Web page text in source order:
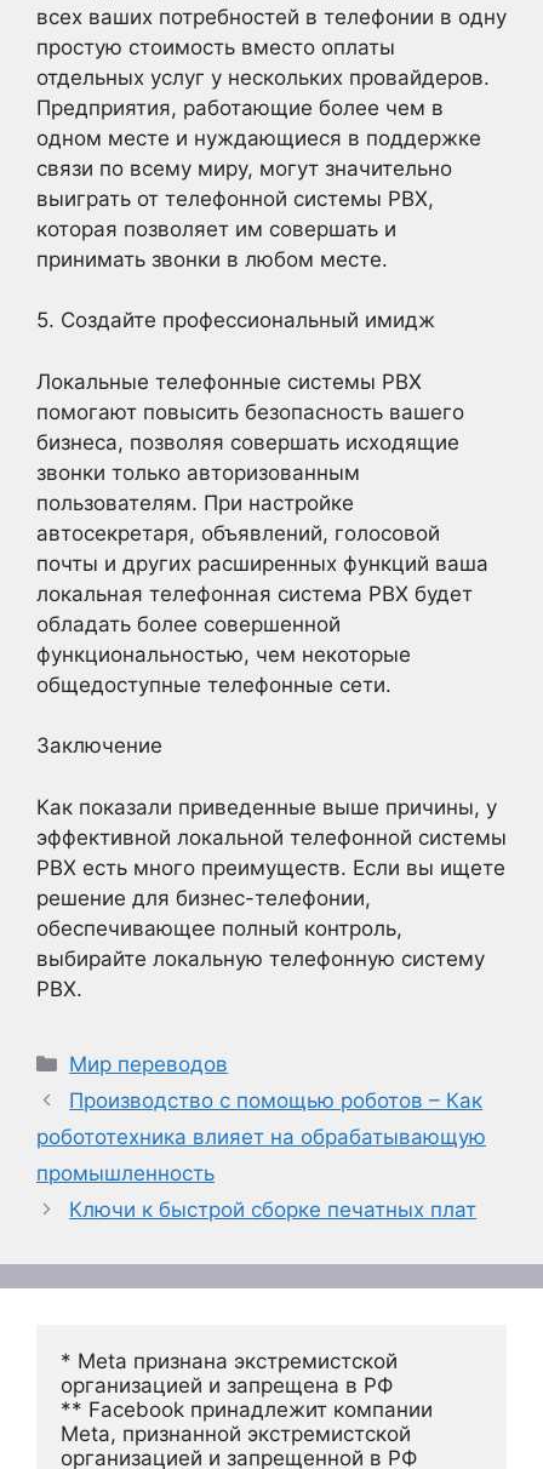
всех ваших потребностей в телефонии в одну
простую стоимость вместо оплаты
отдельных услуг у нескольких провайдеров.
Предприятия, работающие более чем в
одном месте и нуждающиеся в поддержке
связи по всему миру, могут значительно
выиграть от телефонной системы PBX,
которая позволяет им совершать и
принимать звонки в любом месте.
5. Создайте профессиональный имидж
Локальные телефонные системы PBX
помогают повысить безопасность вашего
бизнеса, позволяя совершать исходящие
звонки только авторизованным
пользователям. При настройке
автосекретаря, объявлений, голосовой
почты и других расширенных функций ваша
локальная телефонная система PBX будет
обладать более совершенной
функциональностью, чем некоторые
общедоступные телефонные сети.
Заключение
Как показали приведенные выше причины, у
эффективной локальной телефонной системы
PBX есть много преимуществ. Если вы ищете
решение для бизнес-телефонии,
обеспечивающее полный контроль,
выбирайте локальную телефонную систему
PBX.
Рубрики
Мир переводов
Производство с помощью роботов – Как
робототехника влияет на обрабатывающую
промышленность
Ключи к быстрой сборке печатных плат
* Meta признана экстремистской
организацией и запрещена в РФ
** Facebook принадлежит компании
Meta, признанной экстремистской
организацией и запрещенной в РФ